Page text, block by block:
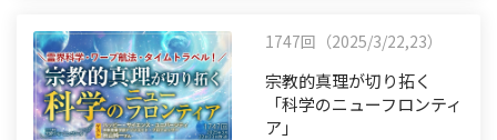
1747回（2025/3/22,23）
宗教的真理が切り拓く
「科学のニューフロンティ
ア」